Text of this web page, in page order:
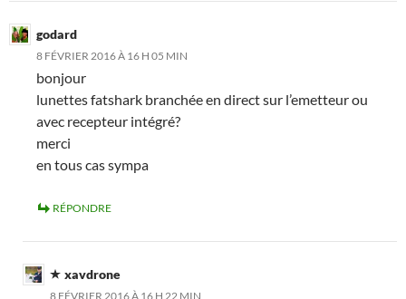
godard
8 FÉVRIER 2016 À 16 H 05 MIN
bonjour
lunettes fatshark branchée en direct sur l’emetteur ou
avec recepteur intégré?
merci
en tous cas sympa
RÉPONDRE
xavdrone
8 FÉVRIER 2016 À 16 H 22 MIN